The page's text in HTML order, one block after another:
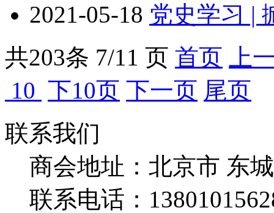
2021-05-18 党史学习 |
共203条 7/11 页 首页
上
10 下10页 下一页 尾页
联系我们
商会地址： 北京市 东
联系电话：